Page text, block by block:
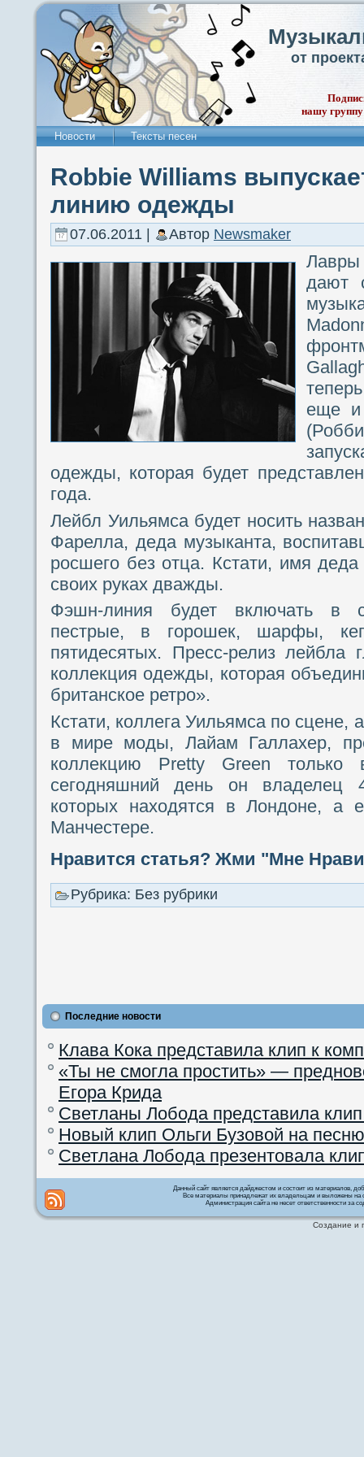
от
нашу
Новости Тексты песен
Robbie Williams
линию одежды
07.06.2011 | Автор Newsmaker
дают
еще
одежды, которая будет
года.
Лейбл Уильямса будет носить
Фарелла, деда музыканта,
росшего без отца. Кстати, имя
своих руках дважды.
Фэшн-линия будет включать в
пестрые, в горошек, шарфы,
пятидесятых. Пресс-релиз
коллекция одежды, которая
британское ретро».
Кстати, коллега Уильямса по сцене,
в мире моды, Лайам Галлахер,
коллекцию Pretty Green
сегодняшний день он владелец
которых находятся в Лондоне,
Манчестере.
Нравится статья? Жми "Мне
Рубрика: Без рубрики
Последние новости
Клава Кока представила клип к
«Ты не смогла простить» —
Егора Крида
Светланы Лобода представила
Новый клип Ольги Бузовой на
Светлана Лобода презентовала
Данный сайт является дайджестом и состоит из материалов,
Все материалы принадлежат их владельцам и выложены на
Администрация сайта не несет ответственности за
Создание и